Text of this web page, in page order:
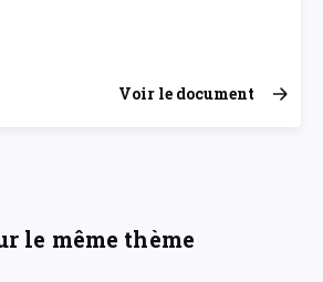
Voir le document
le même thème